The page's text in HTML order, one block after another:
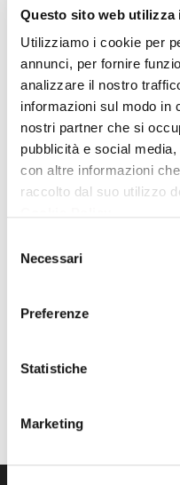
Questo sito web utilizza
Utilizziamo i cookie per
annunci, per fornire
analizzare il nostro
informazioni sul modo in
nostri partner che si
pubblicità e social
con altre informazioni
raccolto dal suo utilizzo
delNecessari
Preferenze
Statistiche
Marketing
cittadinanza
obiettivi strategici
regionale“Europa
cittadini”
e con la
Agenda 2030.
Questa iniziativa è
supporto della
Carlo, della
L’ingresso in